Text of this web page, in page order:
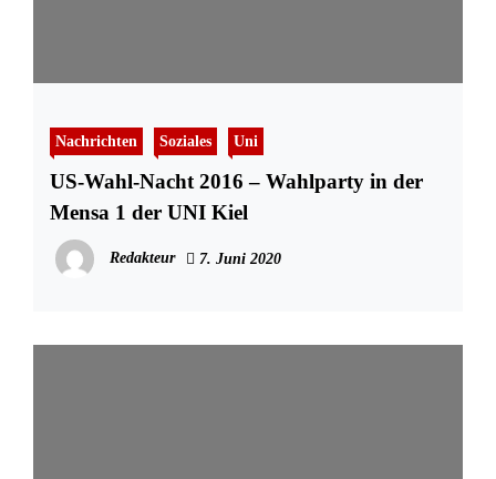
Nachrichten Soziales Uni
US-Wahl-Nacht 2016 – Wahlparty in der
Mensa 1 der UNI Kiel
Redakteur 7. Juni 2020